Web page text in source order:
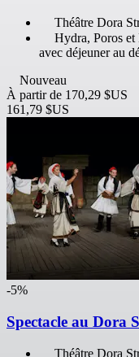
Théâtre Dora
Hydra, Poros et
avec déjeuner au
Nouveau
À partir de 170,29 $US
161,79 $US
-5%
Spectacle au Dora
Théâtre Dora